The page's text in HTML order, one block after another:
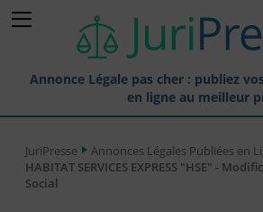
Annonce Légale pas cher : publiez
en ligne au meilleur
Annonces Légales Publiées
JuriPresse
Annonces Légales Publiées en
HABITAT SERVICES EXPRESS "HSE" -
Social